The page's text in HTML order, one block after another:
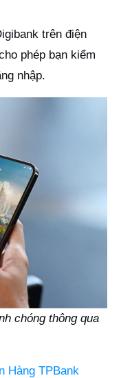
trên điện
phép bạn kiểm
nhập.
chóng thông qua
Hàng TPBank